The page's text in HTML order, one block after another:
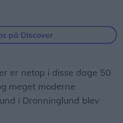
af initiativtagerne til
over, hvornår
forskellige steder i
på Discover
er netop i disse dage 50
meget moderne
i Dronninglund blev